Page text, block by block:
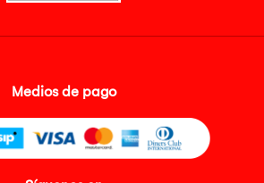
Medios de pago